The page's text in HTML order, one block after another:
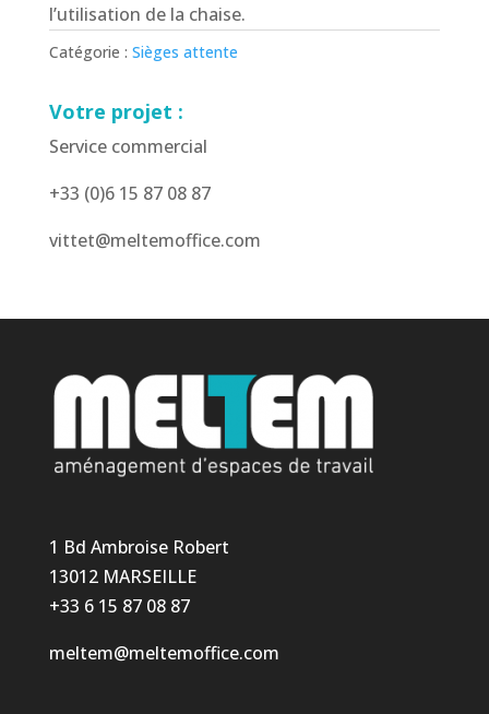
l’utilisation de la chaise.
Catégorie : Sièges attente
Votre projet :
Service commercial
+33 (0)6 15 87 08 87
vittet@meltemoffice.com
1 Bd Ambroise Robert
13012 MARSEILLE
+33 6 15 87 08 87
meltem@meltemoffice.com